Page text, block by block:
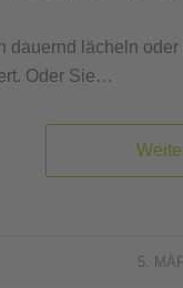
dauernd lächeln
Oder Sie…
5.